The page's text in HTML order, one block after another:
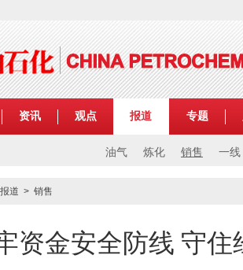
资讯 观点 报道
油气 炼化 销售 一线
专题
报道 > 销售
资金安全防线 守住